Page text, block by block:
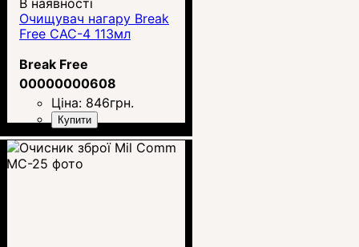
Очищувач нагару Break
Free CAC-4 113мл
Break Free
00000000608
Ціна: 846грн.
Купити